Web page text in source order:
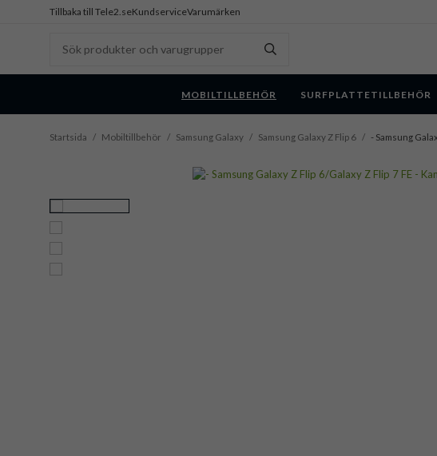
Tillbaka till Tele2.seKundserviceVarumärken
MOBILTILLBEHÖR SURFPLATTETILLBEHÖR
Startsida / Mobiltillbehör / Samsung Galaxy / Samsung Galaxy Z Flip 6 / - Samsung